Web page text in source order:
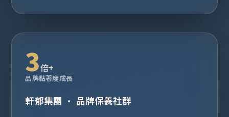
3倍+
品牌黏著度成長
軒郁集團 · 品牌保養社群